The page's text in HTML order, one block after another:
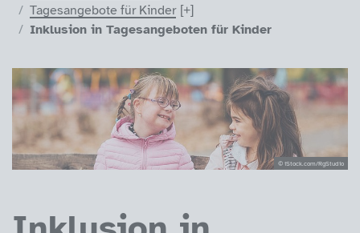
Tagesangebote für Kinder
Inklusion in Tagesangeboten für Kinder
© iStock.com/RgStudio